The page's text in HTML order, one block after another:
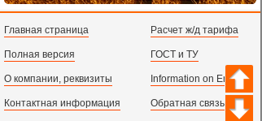
Главная страница
Полная версия
О компании, реквизиты
Контактная информация
Расчет ж/д тарифа
ГОСТ и ТУ
Information on English
Обратная связь